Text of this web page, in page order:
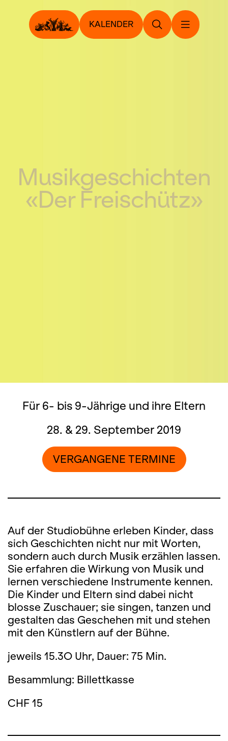
KALENDER
Musikgeschichten
«Der Freischütz»
Für 6- bis 9-Jährige und ihre Eltern
28. & 29. September 2019
VERGANGENE TERMINE
Auf der Studiobühne erleben Kinder, dass
sich Geschichten nicht nur mit Worten,
sondern auch durch Musik erzählen lassen.
Sie erfahren die Wirkung von Musik und
lernen verschiedene Instrumente kennen.
Die Kinder und Eltern sind dabei nicht
blosse Zuschauer; sie singen, tanzen und
gestalten das Geschehen mit und stehen
mit den Künstlern auf der Bühne.
jeweils 15.3O Uhr, Dauer: 75 Min.
Besammlung: Billettkasse
CHF 15